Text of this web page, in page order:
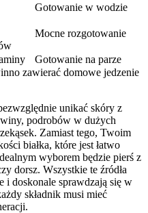
Gotowanie w wodzie
Mocne rozgotowanie
Gotowanie na parze
zawierać domowe jedzenie
unikać skóry z
podrobów w dużych
Zamiast tego, Twoim
białka, które jest łatwo
wyborem będzie pierś z
dorsz. Wszystkie te źródła
i doskonale sprawdzają się w
składnik musi mieć